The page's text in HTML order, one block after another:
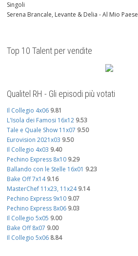
Singoli
Serena Brancale, Levante & Delia - Al Mio Paese
Top 10 Talent per vendite
Qualitel RH - Gli episodi più votati
Il Collegio 4x06 9.81
L'Isola dei Famosi 16x12 9.53
Tale e Quale Show 11x07 9.50
Eurovision 2021x03 9.50
Il Collegio 4x03 9.40
Pechino Express 8x10 9.29
Ballando con le Stelle 16x01 9.23
Bake Off 7x14 9.16
MasterChef 11x23, 11x24 9.14
Pechino Express 9x10 9.07
Pechino Express 8x06 9.03
Il Collegio 5x05 9.00
Bake Off 8x07 9.00
Il Collegio 5x06 8.84